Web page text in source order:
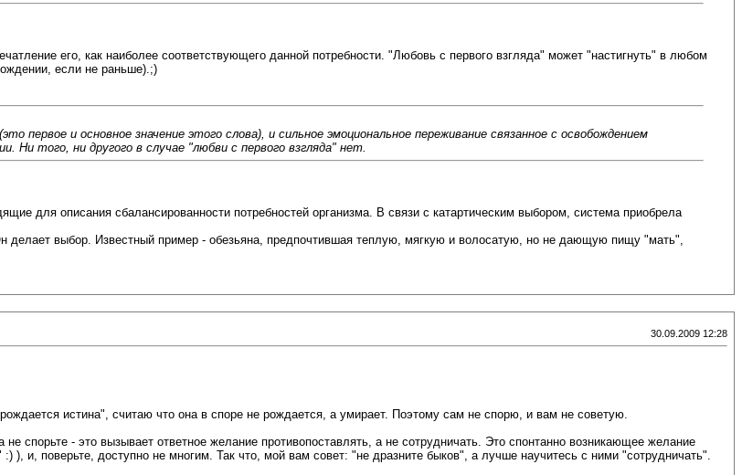
его, как наиболее соответствующего данной потребности. "Любовь с первого взгляда" может "настигнуть" в любом
если не раньше).;)
и основное значение этого слова), и сильное эмоциональное переживание связанное с освобождением
Ни того, ни другого в случае "любви с первого взгляда" нет.
для описания сбалансированности потребностей организма. В связи с катартическим выбором, система приобрела
делает выбор. Известный пример - обезьяна, предпочтившая теплую, мягкую и волосатую, но не дающую пищу "мать",
30.09.2009 12:28
истина", считаю что она в споре не рождается, а умирает. Поэтому сам не спорю, и вам не советую.
спорьте - это вызывает ответное желание противопоставлять, а не сотрудничать. Это спонтанно возникающее желание
), и, поверьте, доступно не многим. Так что, мой вам совет: "не дразните быков", а лучше научитесь с ними "сотрудничать".